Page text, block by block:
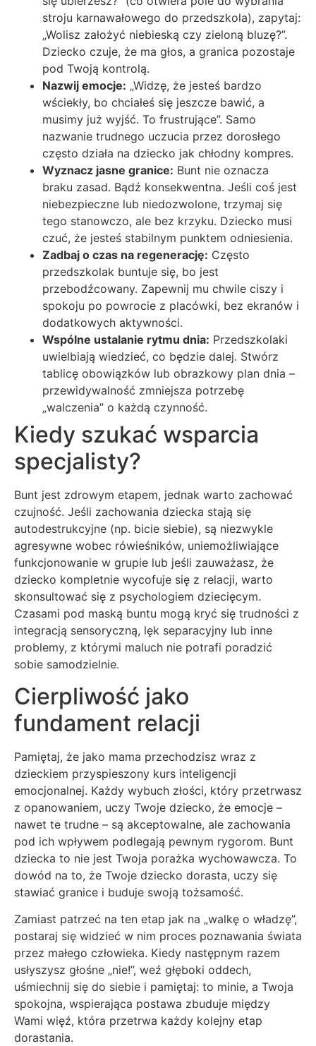
stroju karnawałowego do przedszkola), zapytaj:
„Wolisz założyć niebieską czy zieloną bluzę?”.
Dziecko czuje, że ma głos, a granica pozostaje
pod Twoją kontrolą.
Nazwij emocje: „Widzę, że jesteś bardzo
wściekły, bo chciałeś się jeszcze bawić, a
musimy już wyjść. To frustrujące”. Samo
nazwanie trudnego uczucia przez dorosłego
często działa na dziecko jak chłodny kompres.
Wyznacz jasne granice: Bunt nie oznacza
braku zasad. Bądź konsekwentna. Jeśli coś jest
niebezpieczne lub niedozwolone, trzymaj się
tego stanowczo, ale bez krzyku. Dziecko musi
czuć, że jesteś stabilnym punktem odniesienia.
Zadbaj o czas na regenerację: Często
przedszkolak buntuje się, bo jest
przebodźcowany. Zapewnij mu chwile ciszy i
spokoju po powrocie z placówki, bez ekranów i
dodatkowych aktywności.
Wspólne ustalanie rytmu dnia: Przedszkolaki
uwielbiają wiedzieć, co będzie dalej. Stwórz
tablicę obowiązków lub obrazkowy plan dnia –
przewidywalność zmniejsza potrzebę
„walczenia” o każdą czynność.
Kiedy szukać wsparcia
specjalisty?
Bunt jest zdrowym etapem, jednak warto zachować
czujność. Jeśli zachowania dziecka stają się
autodestrukcyjne (np. bicie siebie), są niezwykle
agresywne wobec rówieśników, uniemożliwiające
funkcjonowanie w grupie lub jeśli zauważasz, że
dziecko kompletnie wycofuje się z relacji, warto
skonsultować się z psychologiem dziecięcym.
Czasami pod maską buntu mogą kryć się trudności z
integracją sensoryczną, lęk separacyjny lub inne
problemy, z którymi maluch nie potrafi poradzić
sobie samodzielnie.
Cierpliwość jako
fundament relacji
Pamiętaj, że jako mama przechodzisz wraz z
dzieckiem przyspieszony kurs inteligencji
emocjonalnej. Każdy wybuch złości, który przetrwasz
z opanowaniem, uczy Twoje dziecko, że emocje –
nawet te trudne – są akceptowalne, ale zachowania
pod ich wpływem podlegają pewnym rygorom. Bunt
dziecka to nie jest Twoja porażka wychowawcza. To
dowód na to, że Twoje dziecko dorasta, uczy się
stawiać granice i buduje swoją tożsamość.
Zamiast patrzeć na ten etap jak na „walkę o władzę”,
postaraj się widzieć w nim proces poznawania świata
przez małego człowieka. Kiedy następnym razem
usłyszysz głośne „nie!”, weź głęboki oddech,
uśmiechnij się do siebie i pamiętaj: to minie, a Twoja
spokojna, wspierająca postawa zbuduje między
Wami więź, która przetrwa każdy kolejny etap
dorastania.